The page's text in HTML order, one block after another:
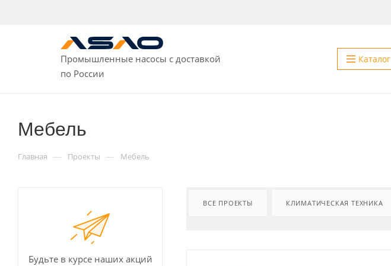
Промышленные насосы с доставкой
по России
Каталог
Мебель
Главная — Проекты — Мебель
ВСЕ ПРОЕКТЫ КЛИМАТИЧЕСКАЯ ТЕХНИКА
Будьте в курсе наших акций